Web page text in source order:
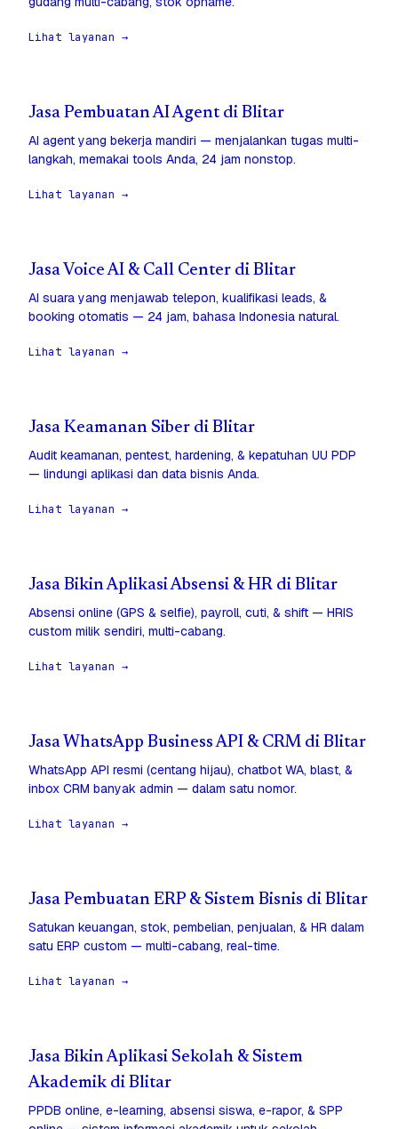
Lihat layanan →
Jasa Pembuatan AI Agent di Blitar
AI agent yang bekerja mandiri — menjalankan tugas multi-
langkah, memakai tools Anda, 24 jam nonstop.
Lihat layanan →
Jasa Voice AI & Call Center di Blitar
AI suara yang menjawab telepon, kualifikasi leads, &
booking otomatis — 24 jam, bahasa Indonesia natural.
Lihat layanan →
Jasa Keamanan Siber di Blitar
Audit keamanan, pentest, hardening, & kepatuhan UU PDP
— lindungi aplikasi dan data bisnis Anda.
Lihat layanan →
Jasa Bikin Aplikasi Absensi & HR di Blitar
Absensi online (GPS & selfie), payroll, cuti, & shift — HRIS
custom milik sendiri, multi-cabang.
Lihat layanan →
Jasa WhatsApp Business API & CRM di Blitar
WhatsApp API resmi (centang hijau), chatbot WA, blast, &
inbox CRM banyak admin — dalam satu nomor.
Lihat layanan →
Jasa Pembuatan ERP & Sistem Bisnis di Blitar
Satukan keuangan, stok, pembelian, penjualan, & HR dalam
satu ERP custom — multi-cabang, real-time.
Lihat layanan →
Jasa Bikin Aplikasi Sekolah & Sistem
Akademik di Blitar
PPDB online, e-learning, absensi siswa, e-rapor, & SPP